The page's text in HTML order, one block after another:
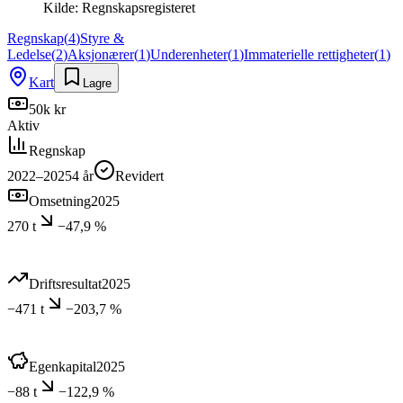
Kilde: Regnskapsregisteret
Regnskap(4)Styre &
Ledelse(2)Aksjonærer(1)Underenheter(1)Immaterielle rettigheter(1)
Kart
Lagre
50k kr
Aktiv
Regnskap
2022–20254 år
Revidert
Omsetning2025
270 t
−47,9 %
Driftsresultat2025
−471 t
−203,7 %
Egenkapital2025
−88 t
−122,9 %